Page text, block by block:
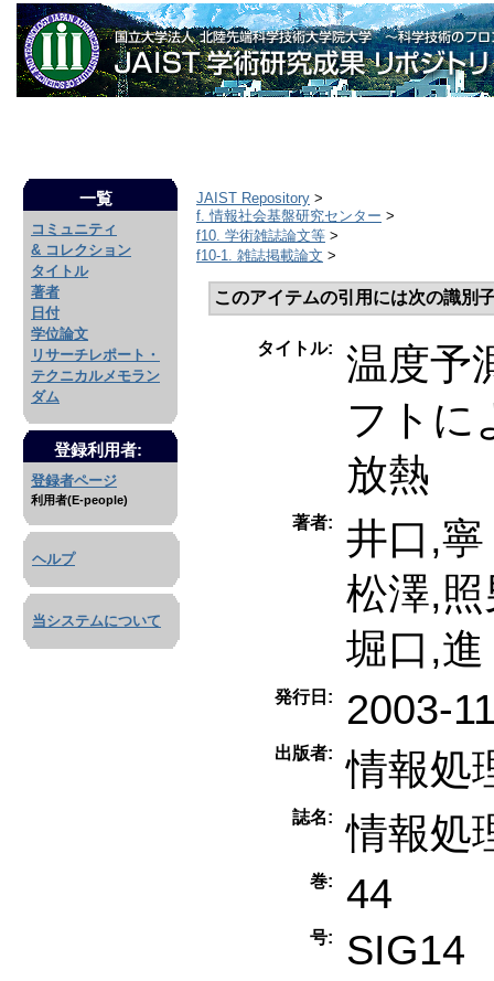
一覧
コミュニティ
& コレクション
タイトル
著者
日付
学位論文
リサーチレポート・
テクニカルメモラン
ダム
登録利用者:
登録者ページ
利用者(E-people)
ヘルプ
当システムについて
JAIST Repository >
f. 情報社会基盤研究センター >
f10. 学術雑誌論文等 >
f10-1. 雑誌掲載論文 >
このアイテムの引用には次の識別
タイトル:
温度予
フトに
放熱
著者:
井口,寧
松澤,照
堀口,進
発行日: 2003-
出版者: 情報処
誌名: 情報処
巻: 44
号: SIG14